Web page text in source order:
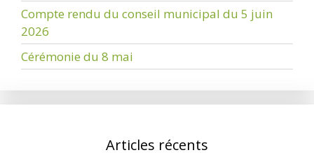
Compte rendu du conseil municipal du 5 juin
2026
Cérémonie du 8 mai
Articles récents